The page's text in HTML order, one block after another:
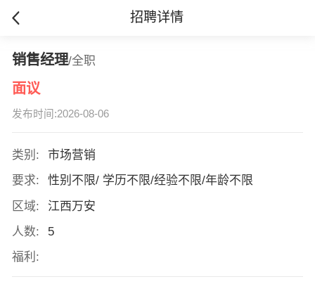
招聘详情
销售经理/全职
面议
发布时间:2026-08-06
类别:
市场营销
要求:
性别不限/ 学历不限/经验不限/年龄不限
区域:
江西万安
人数:
5
福利: